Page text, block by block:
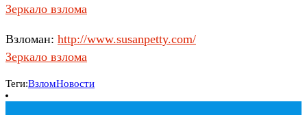
Зеркало взлома
Взломан: http://www.susanpetty.com/
Зеркало взлома
Теги:ВзломНовости